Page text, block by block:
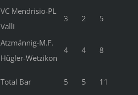
VC Mendrisio-PL
Valli
3 2 5
Atzmännig-M.F.
Hügler-Wetzikon
4 4 8
Total Bar 5 5 11